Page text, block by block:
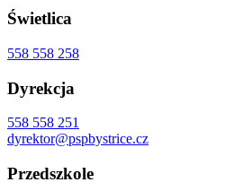
Świetlica
558 558 258
Dyrekcja
558 558 251
dyrektor@pspbystrice.cz
Przedszkole